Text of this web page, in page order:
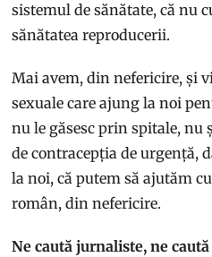
sistemul de sănătate, că nu
sănătatea reproducerii.
Mai avem, din nefericire, și
sexuale care ajung la noi
nu le găsesc prin spitale, nu
de contracepția de urgență,
la noi, că putem să ajutăm
român, din nefericire.
Ne caută jurnaliste, ne